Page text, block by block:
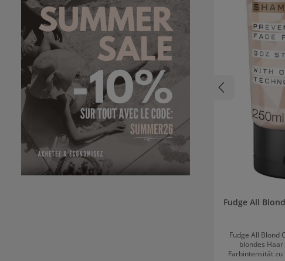
Fudge All
Fudge All Blond
blondes
Farbintensität